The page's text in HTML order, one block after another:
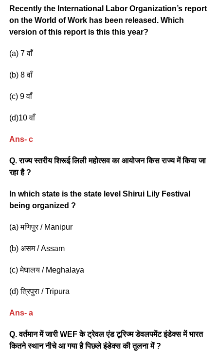
Recently the International Labor Organization’s report
on the World of Work has been released. Which
version of this report is this this year?
(a) 7 वाँ
(b) 8 वाँ
(c) 9 वाँ
(d)10 वाँ
Ans- c
Q. राज्य स्तरीय शिरूई लिली महोत्सव का आयोजन किस राज्य में किया जा
रहा है ?
In which state is the state level Shirui Lily Festival
being organized ?
(a) मणिपुर / Manipur
(b) असम / Assam
(c) मेघालय / Meghalaya
(d) त्रिपुरा / Tripura
Ans- a
Q. वर्तमान में जारी WEF के ट्रेवल एंड टूरिज्म डेवलपमेंट इंडेक्स में भारत
कितने स्थान नीचे आ गया है पिछले इंडेक्स की तुलना में ?